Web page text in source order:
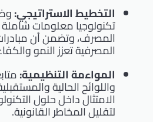
التخطيط الاستراتيجي:
تكنولوجيا معلومات
المصرف، وتضمن أن
المصرفية تعزز النمو
المواءمة التنظيمية:
واللوائح الحالية
الامتثال داخل حلول
لتقليل المخاطر القانونية.